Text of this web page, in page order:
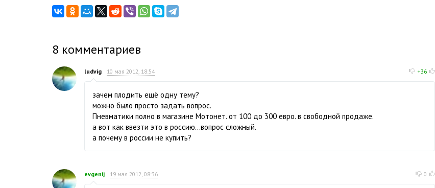
8 комментариев
ludvig 10 мая 2012, 18:54 +36
зачем плодить ещё одну тему?
можно было просто задать вопрос.
Пневматики полно в магазине Мотонет. от 100 до 300 евро. в свободной продаже.
а вот как ввезти это в россию...вопрос сложный.
а почему в россии не купить?
evgenij 19 мая 2012, 08:36 0